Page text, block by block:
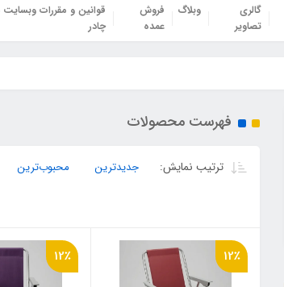
گالری
تصاویر
وبلاگ
فروش
عمده
قوانین و مقررات
چادر
فهرست محصولات
ترتیب نمایش: جدیدترین محبوب‌ترین
12٪ 12٪